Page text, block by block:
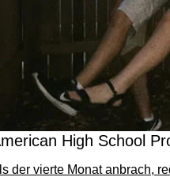
High School
der vierte Monat anbrach,